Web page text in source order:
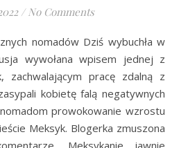
/ No Comments
wywołana wpisem jednej z
zachwalającym pracę zdalną z
kobietę falą negatywnych
prowokowanie wzrostu
Meksyk. Blogerka zmuszona
Meksykanie jawnie